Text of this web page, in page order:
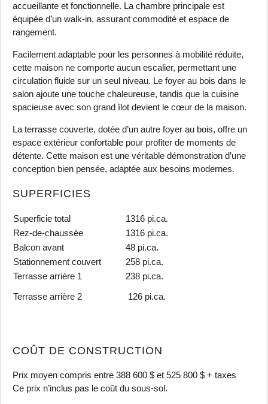
accueillante et fonctionnelle. La chambre principale est
équipée d’un walk-in, assurant commodité et espace de
rangement.
Facilement adaptable pour les personnes à mobilité réduite,
cette maison ne comporte aucun escalier, permettant une
circulation fluide sur un seul niveau. Le foyer au bois dans le
salon ajoute une touche chaleureuse, tandis que la cuisine
spacieuse avec son grand îlot devient le cœur de la maison.
La terrasse couverte, dotée d’un autre foyer au bois, offre un
espace extérieur confortable pour profiter de moments de
détente. Cette maison est une véritable démonstration d’une
conception bien pensée, adaptée aux besoins modernes.
SUPERFICIES
Superficie total
1316 pi.ca.
Rez-de-chaussée
1316 pi.ca.
Balcon avant
48 pi.ca.
Stationnement couvert
258 pi.ca.
Terrasse arrière 1
238 pi.ca.
Terrasse arrière 2
126 pi.ca.
COÛT DE CONSTRUCTION
Prix moyen compris entre 388 600 $ et 525 800 $ + taxes
Ce prix n’inclus pas le coût du sous-sol.